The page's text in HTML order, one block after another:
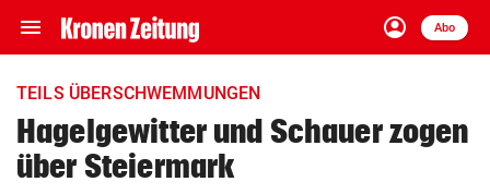
menu Navigation
ein-/ausklappen
account_circle
Anmelden
Abo
close Schließen
account_circle Anmelden
TEILS ÜBERSCHWEMMUNGEN
Hagelgewitter und Schauer zogen
über Steiermark